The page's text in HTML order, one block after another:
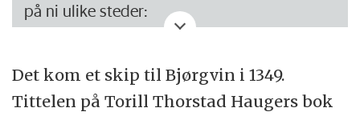
på ni ulike steder:
Firenze, Italia
Det kom et skip til Bjørgvin i 1349.
Tittelen på Torill Thorstad Haugers bok